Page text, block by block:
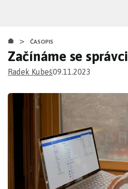
obsahu
> ČASOPIS
Začínáme se
Radek Kubeš09.11.2023